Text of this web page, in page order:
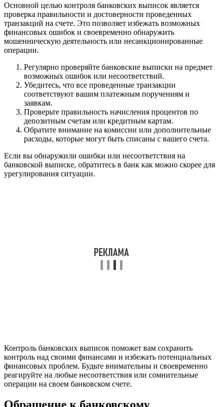
Основной целью контроля банковских выписок является
проверка правильности и достоверности проведенных
транзакций на счете. Это позволяет избежать возможных
финансовых ошибок и своевременно обнаружить
мошенническую деятельность или несанкционированные
операции.
Регулярно проверяйте банковские выписки на предмет
возможных ошибок или несоответствий.
Убедитесь, что все проведенные транзакции
соответствуют вашим платежным поручениям и
заявкам.
Проверьте правильность начисления процентов по
депозитным счетам или кредитным картам.
Обратите внимание на комиссии или дополнительные
расходы, которые могут быть списаны с вашего счета.
Если вы обнаружили ошибки или несоответствия на
банковской выписке, обратитесь в банк как можно скорее для
урегулирования ситуации.
Контроль банковских выписок поможет вам сохранить
контроль над своими финансами и избежать потенциальных
финансовых проблем. Будьте внимательны и своевременно
реагируйте на любые несоответствия или сомнительные
операции на своем банковском счете.